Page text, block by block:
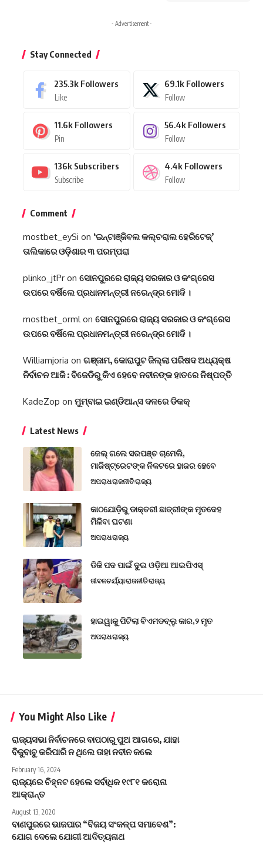
- Advertisement -
Stay Connected
235.3k Followers
Like
69.1k Followers
Follow
11.6k Followers
Pin
56.4k Followers
Follow
136k Subscribers
Subscribe
4.4k Followers
Follow
Comment
mostbet_eySi on ‘ଇନ୍‌ଟାଞ୍ଜିବଲ କଲ୍‌ଚରାଲ ହେରିଟେଜ୍‌’
ତାଲିକାରେ ଓଡ଼ିଶାର ୩ ପରମ୍ପରା
plinko_jtPr on ସୋନପୁରରେ ରାଜ୍ୟ ସରକାର ଓ କଂଗ୍ରେସ
ଉପରେ ବର୍ଷିଲେ ପ୍ରଧାନମନ୍ତ୍ରୀ ନରେନ୍ଦ୍ର ମୋଦି ।
mostbet_ormlon ସୋନପୁରରେ ରାଜ୍ୟ ସରକାର ଓ କଂଗ୍ରେସ
ଉପରେ ବର୍ଷିଲେ ପ୍ରଧାନମନ୍ତ୍ରୀ ନରେନ୍ଦ୍ର ମୋଦି ।
Williamjoria on ଗଞ୍ଜାମ, କୋରାପୁଟ ଜିଲ୍ଲା ପରିଷଦ ଅଧ୍ୟକ୍ଷ
ନିର୍ବାଚନ ଆଜି : ବିଜେଡିରୁ କିଏ ହେବେ ନବୀନଙ୍କ ହାତରେ ନିଷ୍ପତ୍ତି
KadeZop on ମୁମ୍ବାଇ ଇଣ୍ଡିଆନ୍ସ ଦଳରେ ଡିକକ୍‌
Latest News
ଜେଲ୍ ଗଲେ ସରପଞ୍ଚ ଚାମେଲି,
ମାଜିଷ୍ଟ୍ରେଟଙ୍କ ନିକଟରେ ହାଜର ହେବେ
ଅପରାଧରାଜନୀତିରାଜ୍ୟ
କାଠଯୋଡ଼ିରୁ ଡାକ୍ତରୀ ଛାତ୍ରୀଙ୍କ ମୃତଦେହ
ମିଳିବା ଘଟଣା
ଅପରାଧରାଜ୍ୟ
ଡିଜି ପଦ ପାଇଁ ଦୁଇ ଓଡ଼ିଆ ଆଇପିଏସ୍
ଜୀବନଚର୍ଯ୍ୟାରାଜନୀତିରାଜ୍ୟ
ହାଇୱାକୁ ପିଟିଲା ବିଏମଡବ୍ଲୁ କାର,୨ ମୃତ
ଅପରାଧରାଜ୍ୟ
You Might Also Like
ରାଜ୍ୟସଭା ନିର୍ବାଚନରେ ବାପଠାରୁ ପୁଅ ଆଗରେ, ଯାହା
ବିଜୁବାବୁ କରିପାରି ନ ଥିଲେ ତାହା ନବୀନ କଲେ
February 16, 2024
ରାଜ୍ୟରେ ଚିହ୍ନଟ ହେଲେ ସର୍ବାଧିକ ୧୯୮୧ କରୋନା
ଆକ୍ରାନ୍ତ
August 13, 2020
ବାଣପୁରରେ ଭାଜପାର “ବିଜୟ ସଂକଳ୍ପ ସମାବେଶ”:
ଯୋଗ ଦେଲେ ଯୋଗୀ ଆଦିତ୍ୟନାଥ